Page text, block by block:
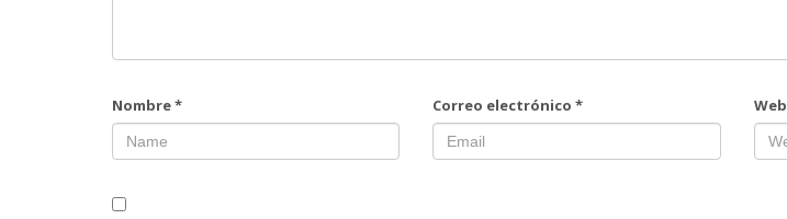
Nombre* Correo electrónico* Web